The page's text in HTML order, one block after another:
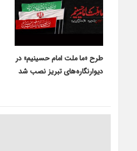
طرح «ما ملت امام حسینیم» در
دیوارنگاره‌های تبریز نصب شد